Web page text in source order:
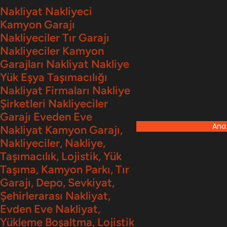
İçeriğe
geç
Nakliyat Nakliyeci
Kamyon Garajı
Nakliyeciler Tır Garajı
Nakliyeciler Kamyon
Garajları Nakliyat Nakliye
Yük Eşya Taşımacılığı
Nakliyat Firmaları Nakliye
Şirketleri Nakliyeciler
Garajı Eveden Eve
Nakliyat Kamyon Garajı,
Nakliyeciler, Nakliye,
Taşımacılık, Lojistik, Yük
Taşıma, Kamyon Parkı, Tır
Garajı, Depo, Sevkiyat,
Şehirlerarası Nakliyat,
Evden Eve Nakliyat,
Yükleme Boşaltma, Lojistik